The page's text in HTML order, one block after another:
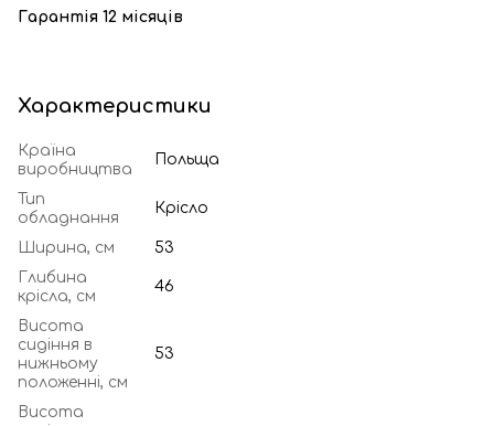
Гарантія 12 місяців
Характеристики
Країна
виробництва
Польща
Тип
обладнання
Крісло
Ширина, см
53
Глибина
крісла, см
46
Висота
сидіння в
нижньому
положенні, см
53
Висота